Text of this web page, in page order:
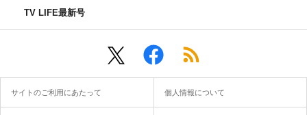
TV LIFE最新号
サイトのご利用にあたって 個人情報について